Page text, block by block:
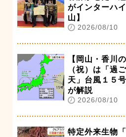
がインターハ
山】
2026/08/10
【岡山・香川
（祝）は「過
天」台風１５
が解説
2026/08/10
特定外来生物